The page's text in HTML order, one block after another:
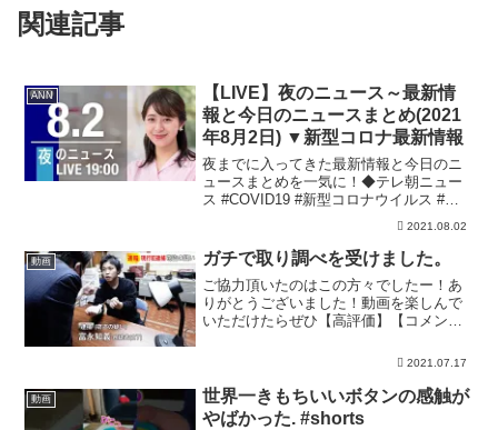
関連記事
ANN
【LIVE】夜のニュース～最新情
報と今日のニュースまとめ(2021
年8月2日) ▼新型コロナ最新情報
夜までに入ってきた最新情報と今日のニ
ュースまとめを一気に！◆テレ朝ニュー
ス #COVID19 #新型コロナウイルス #テ
2021.08.02
動画 ガチで取り調べを受けました。
ご協力頂いたのはこの方々でしたー！あ
りがとうございました！動画を楽しんで
いただけたらぜひ【高評価】【コメン
いします！よかったらベルマークを押し
ボンドの日常撮影の裏側、...
2021.07.17
動画
世界一きもちいいボタンの感触が
やばかった. #shorts